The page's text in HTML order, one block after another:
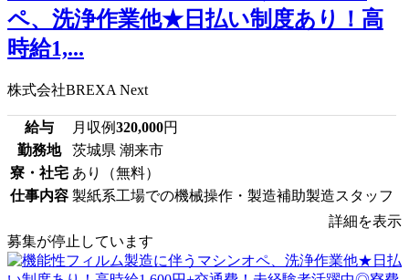
ペ、洗浄作業他★日払い制度あり！高
時給1,...
株式会社BREXA Next
給与 月収例320,000円
勤務地
茨城県 潮来市
寮・社宅 あり（無料）
仕事内容 製紙系工場での機械操作・製造補助製造スタッフ
詳細を表示
募集が停止しています